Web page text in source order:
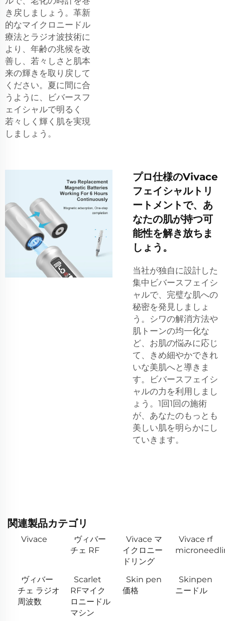
き戻しましょう。革新
的なマイクロニードル
療法とラジオ波技術に
より、年齢の兆候を改
善し、若々しさと肌本
来の輝きを取り戻して
ください。夏に間に合
うように、ビバースフ
ェイシャルで明るく
若々しく輝く肌を実現
しましょう。
プロ仕様のVivace
フェイシャルトリ
ートメントで、あ
なたの肌が持つ可
能性を解き放ちま
しょう。
当社が独自に設計した
集中ビバースフェイシ
ャルで、完璧な肌への
秘密を発見しましょ
う。シワの解消方法や
肌トーンの均一化な
ど、お肌の悩みに応じ
て、きめ細やかできれ
いな美肌へと導きま
す。ビバースフェイシ
ャルの力を利用しまし
ょう。1回1回の施術
が、あなたのもっとも
美しい肌を明らかにし
ていきます。
関連製品カテゴリ
Vivace
ヴィバー
チェ RF
Vivace マ
イクロニー
ドリング
Vivace rf
ヴィバー
チェ ラジオ
周波数
Scarlet
RFマイク
ロニードル
マシン
Skin pen
価格
Skinpen
ニードル